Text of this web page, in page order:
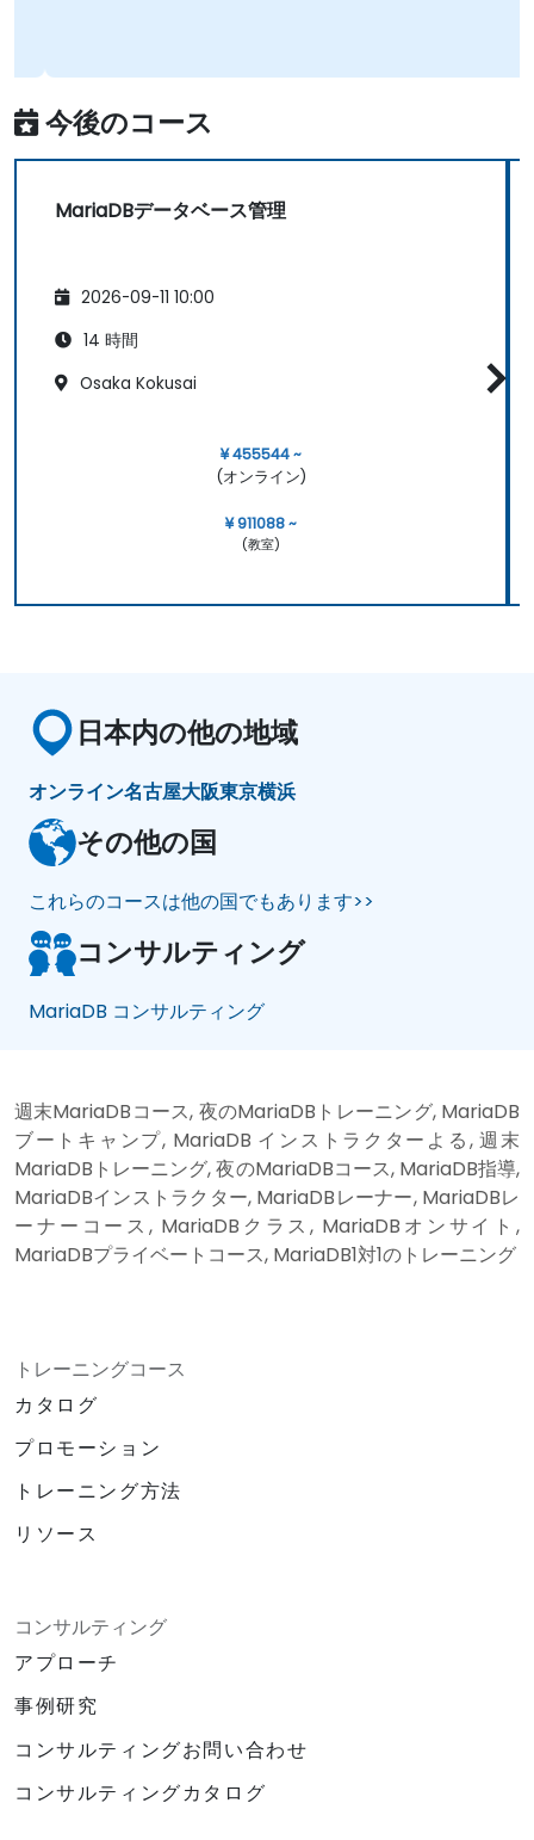
今後のコース
MariaDBデータベース管理
2026-09-11 10:00
14 時間
Osaka Kokusai
¥ 455544 ~
(オンライン)
¥ 911088 ~
(教室)
日本内の他の地域
オンライン名古屋大阪東京横浜
その他の国
これらのコースは他の国でもあります>>
コンサルティング
MariaDB コンサルティング
週末MariaDBコース, 夜のMariaDBトレーニング, MariaDB
ブートキャンプ, MariaDB インストラクターよる, 週末
MariaDBトレーニング, 夜のMariaDBコース, MariaDB指導,
MariaDBインストラクター, MariaDBレーナー, MariaDBレ
ーナーコース, MariaDBクラス, MariaDBオンサイト,
MariaDBプライベートコース, MariaDB1対1のトレーニング
トレーニングコース
カタログ
プロモーション
トレーニング方法
リソース
コンサルティング
アプローチ
事例研究
コンサルティングお問い合わせ
コンサルティングカタログ